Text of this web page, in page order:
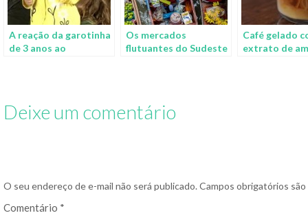
A reação da garotinha
de 3 anos ao
Os mercados
flutuantes do Sudeste
Café gelado
extrato de
Deixe um comentário
O seu endereço de e-mail não será publicado.Campos obrigatórios
Comentário *